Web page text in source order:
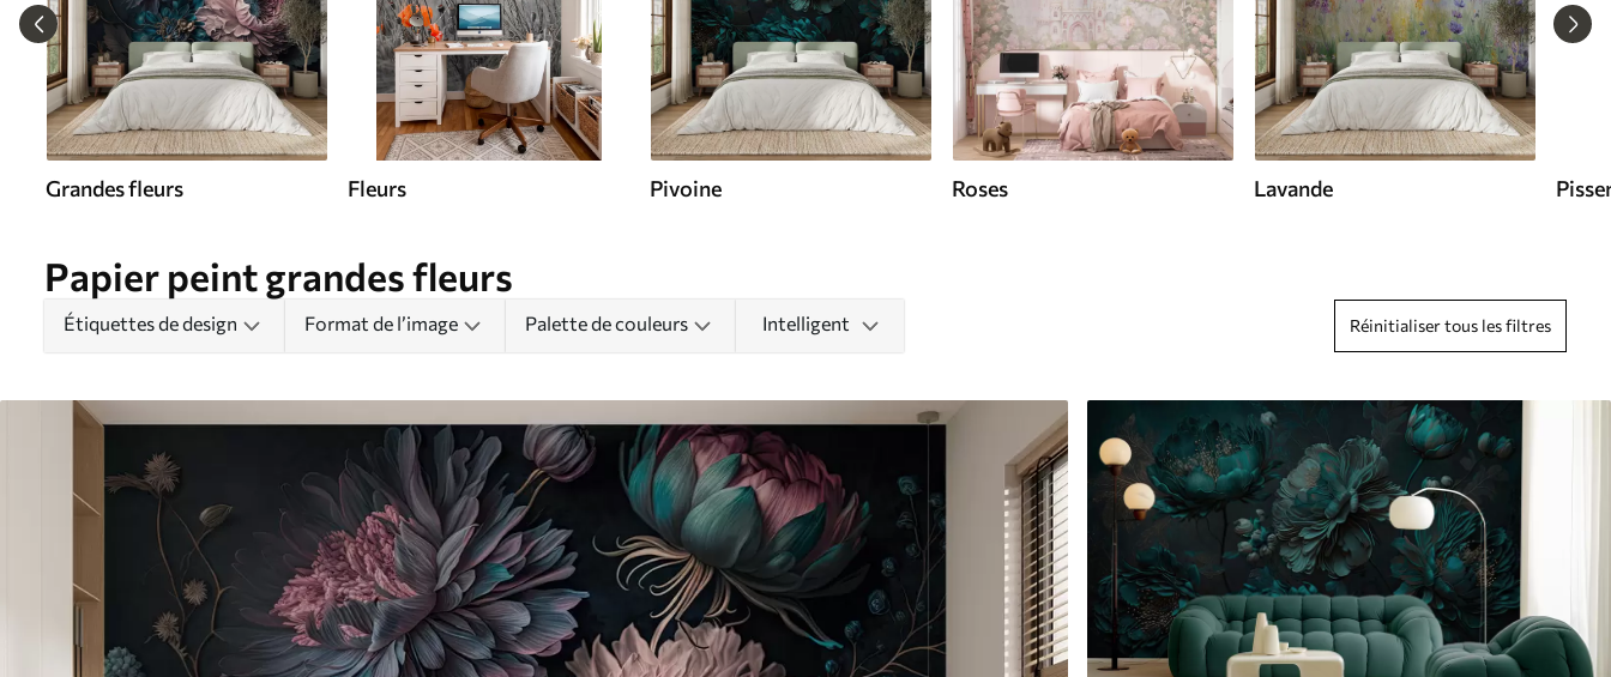
Grandes fleurs Fleurs Pivoine Roses Lavande
Papier peint grandes fleurs
Étiquettes de design Format de l’image Palette de couleurs Intelligent Réinitialiser tous les filtres